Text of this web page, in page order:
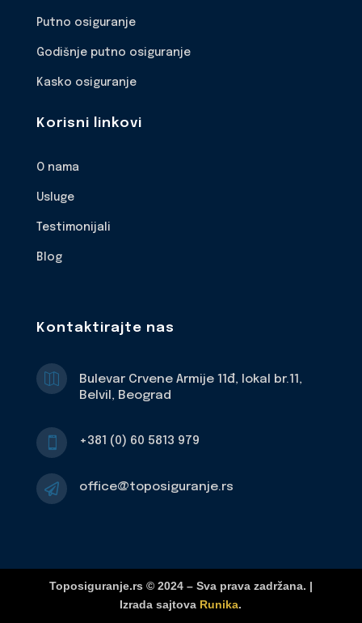
Putno osiguranje
Godišnje putno osiguranje
Kasko osiguranje
Korisni linkovi
O nama
Usluge
Testimonijali
Blog
Kontaktirajte nas

Bulevar Crvene Armije 11đ, lokal br.11,
Belvil, Beograd
 +381 (0) 60 5813 979
 office@toposiguranje.rs
Toposiguranje.rs © 2024 – Sva prava zadržana. |
Izrada sajtova Runika.